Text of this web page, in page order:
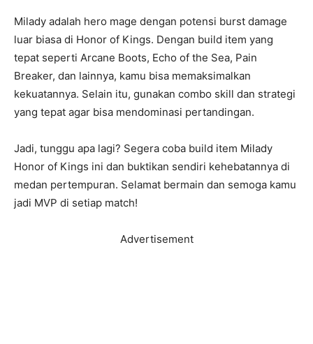
Milady adalah hero mage dengan potensi burst damage
luar biasa di Honor of Kings. Dengan build item yang
tepat seperti Arcane Boots, Echo of the Sea, Pain
Breaker, dan lainnya, kamu bisa memaksimalkan
kekuatannya. Selain itu, gunakan combo skill dan strategi
yang tepat agar bisa mendominasi pertandingan.
Jadi, tunggu apa lagi? Segera coba build item Milady
Honor of Kings ini dan buktikan sendiri kehebatannya di
medan pertempuran. Selamat bermain dan semoga kamu
jadi MVP di setiap match!
Advertisement